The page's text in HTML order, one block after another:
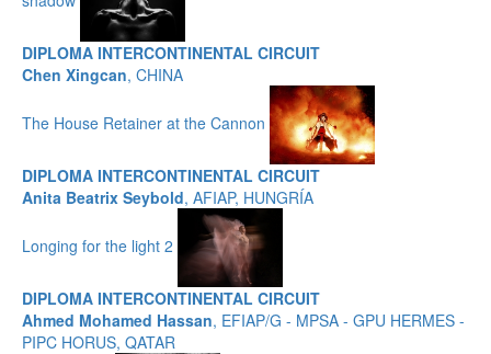
DIPLOMA INTERCONTINENTAL CIRCUIT
Chen Xingcan, CHINA
The House Retainer at the Cannon
DIPLOMA INTERCONTINENTAL CIRCUIT
Anita Beatrix Seybold, AFIAP, HUNGRÍA
Longing for the light 2
DIPLOMA INTERCONTINENTAL CIRCUIT
Ahmed Mohamed Hassan, EFIAP/G - MPSA - GPU HERMES -
PIPC HORUS, QATAR